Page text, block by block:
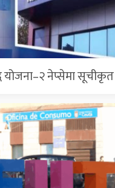
योजना–२ नेप्सेमा सूचीकृत